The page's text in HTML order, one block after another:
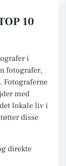
10
i
fotografer,
Fotograferne
med
lokale liv i
disse
direkte